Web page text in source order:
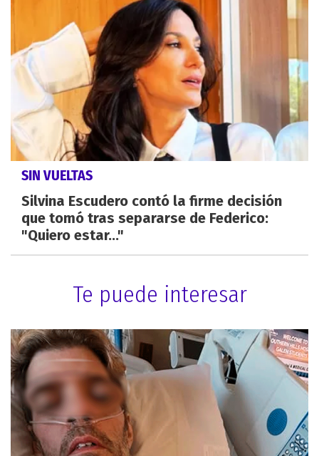
SIN VUELTAS
Silvina Escudero contó la firme decisión
que tomó tras separarse de Federico:
"Quiero estar..."
Te puede interesar